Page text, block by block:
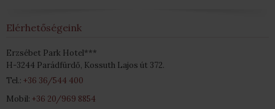
Elérhetőségeink
Erzsébet Park Hotel***
H-3244 Parádfürdő, Kossuth Lajos út 372.
Tel.: +36 36/544 400
Mobil: +36 20/969 8854